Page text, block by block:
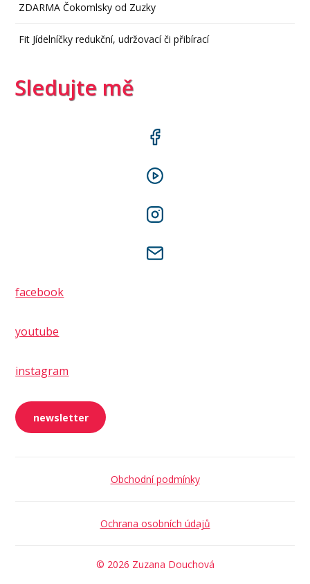
ZDARMA Čokomlsky od Zuzky
Fit Jídelníčky redukční, udržovací či přibírací
Sledujte mě
facebook
youtube
instagram
newsletter
Obchodní podmínky
Ochrana osobních údajů
© 2026 Zuzana Douchová